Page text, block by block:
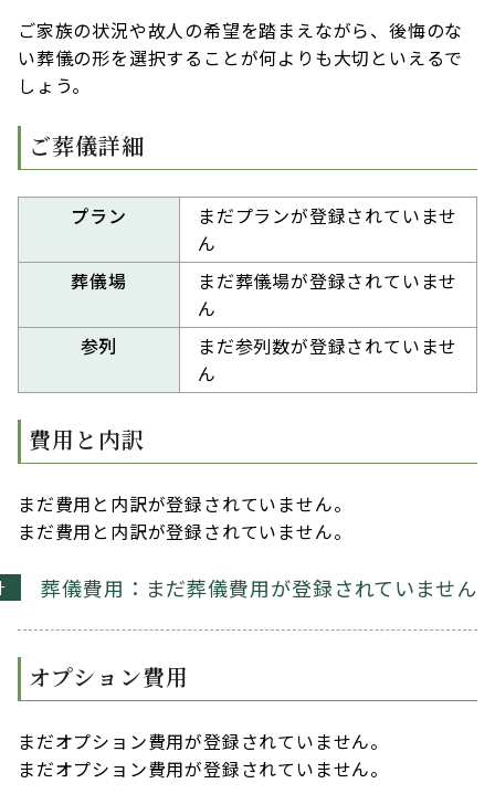
ご家族の状況や故人の希望を踏まえながら、後悔のな
い葬儀の形を選択することが何よりも大切といえるで
しょう。
ご葬儀詳細
プラン
まだプランが登録されていませ
ん
葬儀場
まだ葬儀場が登録されていませ
ん
参列
まだ参列数が登録されていませ
ん
費用と内訳
まだ費用と内訳が登録されていません。
まだ費用と内訳が登録されていません。
葬儀費用：まだ葬儀費用が登録されていません
オプション費用
まだオプション費用が登録されていません。
まだオプション費用が登録されていません。